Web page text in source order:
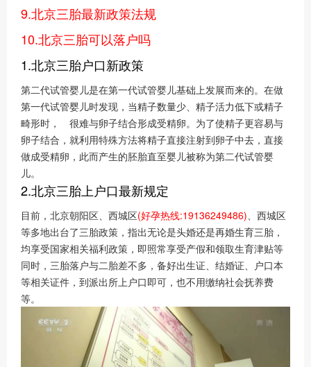
9.北京三胎最新政策法规
10.北京三胎可以落户吗
1.北京三胎户口新政策
第二代试管婴儿是在第一代试管婴儿基础上发展而来的。在做
第一代试管婴儿时发现，当精子数量少、精子活力低下或精子
畸形时， 很难与卵子结合形成受精卵。为了使精子更容易与
卵子结合，就利用特殊方法将精子直接注射到卵子中去，直接
做成受精卵，此而产生的胚胎直至婴儿被称为第二代试管婴
儿。
2.北京三胎上户口最新规定
目前，北京朝阳区、西城区(好孕热线:19136249486)、西城区
等多地出台了三胎政策，指出无论是头婚还是再婚生育三胎，
均享受国家相关福利政策，即照常享受产假和领取生育津贴等
同时，三胎落户与二胎差不多，备好出生证、结婚证、户口本
等相关证件，到派出所上户口即可，也不用缴纳社会抚养费
等。